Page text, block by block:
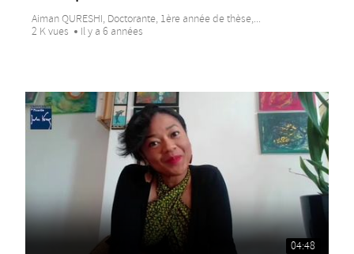
Aiman QURESHI, Doctorante, 1ère année de thèse,...
2 K vues
Il y a 6 années
04:48